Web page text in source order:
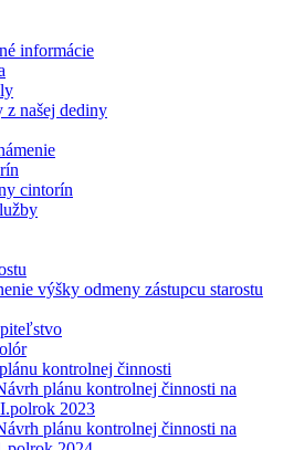
informácie
z našej dediny
cintorín
výšky odmeny zástupcu starostu
kontrolnej činnosti
plánu kontrolnej činnosti na
2023
plánu kontrolnej činnosti na